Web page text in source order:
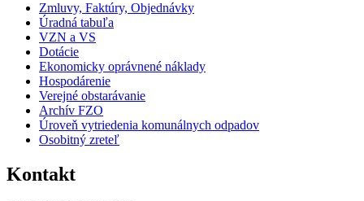
Zmluvy, Faktúry, Objednávky
Úradná tabuľa
VZN a VS
Dotácie
Ekonomicky oprávnené náklady
Hospodárenie
Verejné obstarávanie
Archív FZO
Úroveň vytriedenia komunálnych odpadov
Osobitný zreteľ
Kontakt